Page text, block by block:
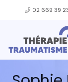
02 669 39